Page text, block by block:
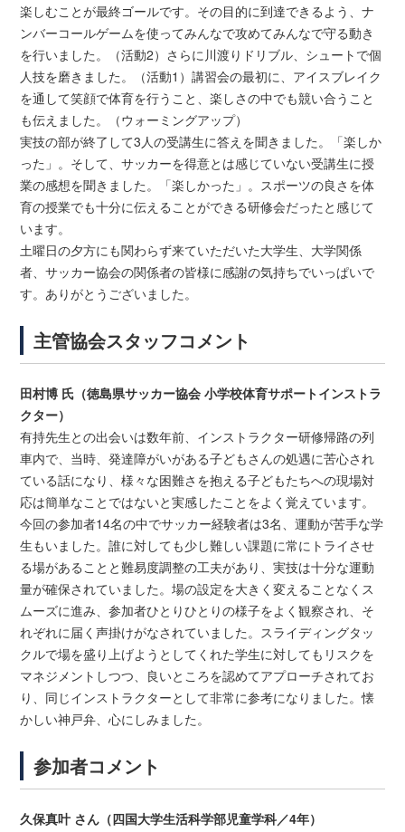
楽しむことが最終ゴールです。その目的に到達できるよう、ナ
ンバーコールゲームを使ってみんなで攻めてみんなで守る動き
を行いました。（活動2）さらに川渡りドリブル、シュートで個
人技を磨きました。（活動1）講習会の最初に、アイスブレイク
を通して笑顔で体育を行うこと、楽しさの中でも競い合うこと
も伝えました。（ウォーミングアップ）
実技の部が終了して3人の受講生に答えを聞きました。「楽しか
った」。そして、サッカーを得意とは感じていない受講生に授
業の感想を聞きました。「楽しかった」。スポーツの良さを体
育の授業でも十分に伝えることができる研修会だったと感じて
います。
土曜日の夕方にも関わらず来ていただいた大学生、大学関係
者、サッカー協会の関係者の皆様に感謝の気持ちでいっぱいで
す。ありがとうございました。
主管協会スタッフコメント
田村博 氏（徳島県サッカー協会 小学校体育サポートインストラ
クター）
有持先生との出会いは数年前、インストラクター研修帰路の列
車内で、当時、発達障がいがある子どもさんの処遇に苦心され
ている話になり、様々な困難さを抱える子どもたちへの現場対
応は簡単なことではないと実感したことをよく覚えています。
今回の参加者14名の中でサッカー経験者は3名、運動が苦手な学
生もいました。誰に対しても少し難しい課題に常にトライさせ
る場があることと難易度調整の工夫があり、実技は十分な運動
量が確保されていました。場の設定を大きく変えることなくス
ムーズに進み、参加者ひとりひとりの様子をよく観察され、そ
れぞれに届く声掛けがなされていました。スライディングタッ
クルで場を盛り上げようとしてくれた学生に対してもリスクを
マネジメントしつつ、良いところを認めてアプローチされてお
り、同じインストラクターとして非常に参考になりました。懐
かしい神戸弁、心にしみました。
参加者コメント
久保真叶 さん（四国大学生活科学部児童学科／4年）